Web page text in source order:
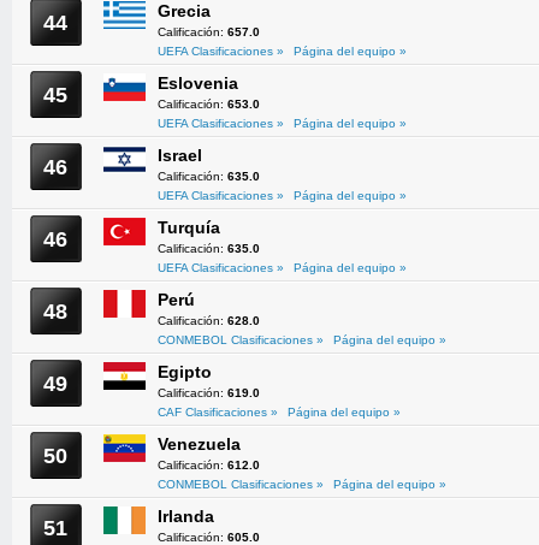
44 Grecia
Calificación: 657.0
UEFA Clasificaciones »
Página del equipo »
45 Eslovenia
Calificación: 653.0
UEFA Clasificaciones »
Página del equipo »
46 Israel
Calificación: 635.0
UEFA Clasificaciones »
Página del equipo »
46 Turquía
Calificación: 635.0
UEFA Clasificaciones »
Página del equipo »
48 Perú
Calificación: 628.0
CONMEBOL Clasificaciones »
Página del equipo »
49 Egipto
Calificación: 619.0
CAF Clasificaciones »
Página del equipo »
50 Venezuela
Calificación: 612.0
CONMEBOL Clasificaciones »
Página del equipo »
51 Irlanda
Calificación: 605.0